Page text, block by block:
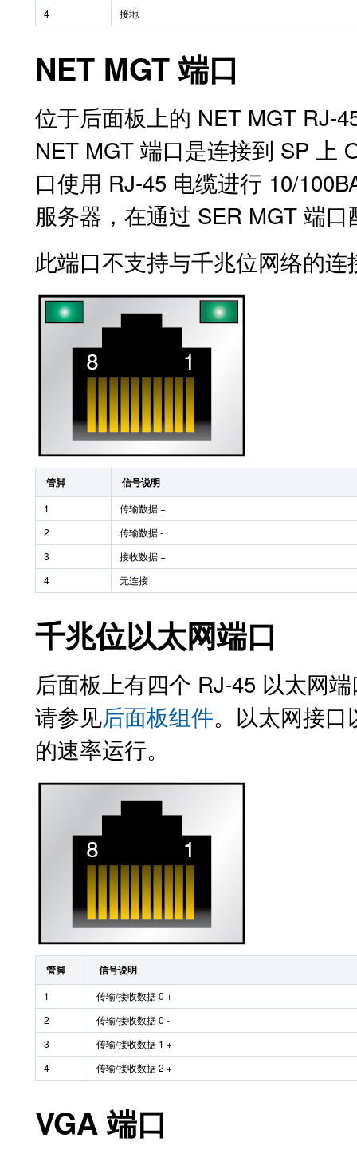
4 接地
NET MGT 端口
位于后面板上的 NET MGT RJ-
NET MGT 端口是连接到 SP 上
口使用 RJ-45 电缆进行 10/
服务器，在通过 SER MGT 端
此端口不支持与千兆位网络的连
管脚 信号说明
1
传输数据 +
2
传输数据 -
3
接收数据 +
4
无连接
千兆位以太网端口
后面板上有四个 RJ-45 以太网
请参见后面板组件。以太网接口
的速率运行。
管脚 信号说明
1
传输/接收数据 0 +
2
传输/接收数据 0 -
3
传输/接收数据 1 +
4
传输/接收数据 2 +
VGA 端口